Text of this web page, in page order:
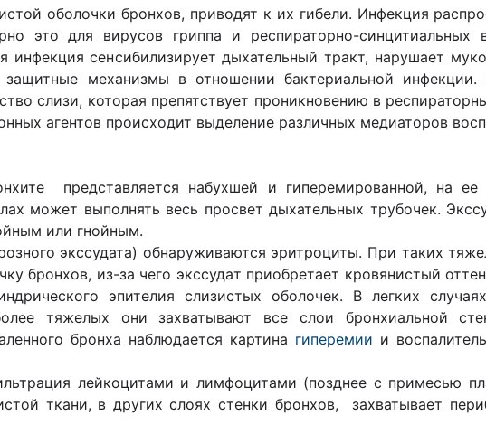
оболочки бронхов, приводят к их гибели. Инфекция
это для вирусов гриппа и респираторно-синцитиальных
инфекция сенсибилизирует дыхательный тракт, нарушает
механизмы в отношении бактериальной инфекции.
слизи, которая препятствует проникновению в
агентов происходит выделение различных медиаторов
представляется набухшей и гиперемированной, на ее
может выполнять весь просвет дыхательных трубочек.
или гнойным.
экссудата) обнаруживаются эритроциты. При таких
бронхов, из-за чего экссудaт приобретает кровянистый
эпителия слизистых оболочек. В легких
тяжелых они захватывают все слои бронхиальной
бронха наблюдается картина гиперемии и
лейкоцитами и лимфоцитами (позднее с примесью
ткани, в других слоях стенки бронхов, захватывает